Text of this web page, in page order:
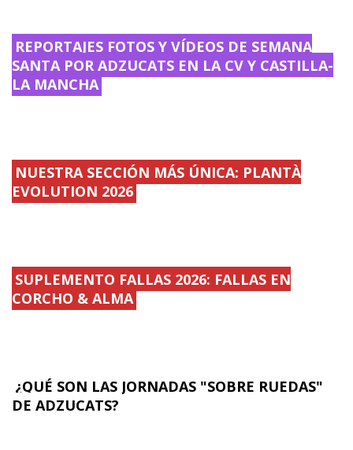
REPORTAJES FOTOS Y VÍDEOS DE SEMANA
SANTA POR ADZUCATS EN LA CV Y CASTILLA-
LA MANCHA
NUESTRA SECCIÓN MÁS ÚNICA: PLANTÀ
EVOLUTION 2026
SUPLEMENTO FALLAS 2026: FALLAS EN
CORCHO & ALMA
¿QUÉ SON LAS JORNADAS "SOBRE RUEDAS"
DE ADZUCATS?